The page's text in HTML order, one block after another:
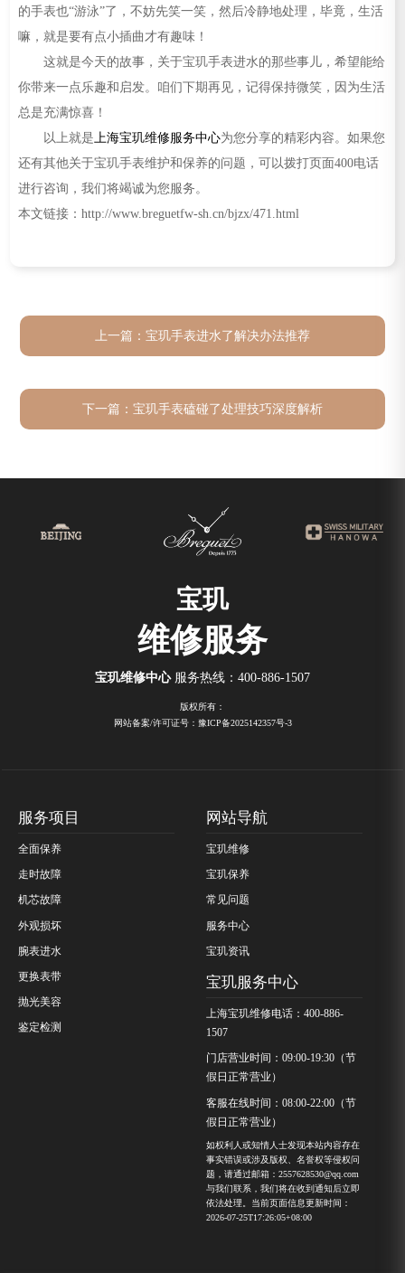
的手表也“游泳”了，不妨先笑一笑，然后冷静地处理，毕竟，生活
嘛，就是要有点小插曲才有趣味！
这就是今天的故事，关于宝玑手表进水的那些事儿，希望能给
你带来一点乐趣和启发。咱们下期再见，记得保持微笑，因为生活
总是充满惊喜！
以上就是 上海宝玑维修服务中心为您分享的精彩内容。如果您
还有其他关于宝玑手表维护和保养的问题，可以拨打页面400电话
进行咨询，我们将竭诚为您服务。
本文链接：http://www.breguetfw-sh.cn/bjzx/471.html
上一篇： 宝玑手表进水了解决办法推荐
下一篇： 宝玑手表磕碰了处理技巧深度解析
宝玑
维修服务
宝玑维修中心 服务热线： 400-886-1507
版权所有：
网站备案/许可证号：豫ICP备2025142357号-3
服务项目
全面保养
走时故障
机芯故障
外观损坏
腕表进水
更换表带
抛光美容
鉴定检测
网站导航
宝玑维修
宝玑保养
常见问题
服务中心
宝玑资讯
宝玑服务中心
上海宝玑维修电话：400-886-
1507
门店营业时间：09:00-19:30（节
假日正常营业）
客服在线时间：08:00-22:00（节
假日正常营业）
如权利人或知情人士发现本站内容存在
事实错误或涉及版权、名誉权等侵权问
题，请通过邮箱：2557628530@qq.com
与我们联系，我们将在收到通知后立即
依法处理。当前页面信息更新时间：
2026-07-25T17:26:05+08:00